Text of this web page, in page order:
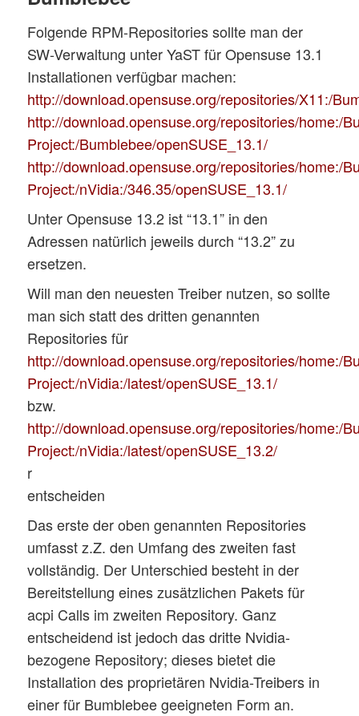
Folgende RPM-Repositories sollte man der
SW-Verwaltung unter YaST für Opensuse 13.1
Installationen verfügbar machen:
http://download.opensuse.org/repositories/X11:/
http://download.opensuse.org/repositories/home:/
Project:/Bumblebee/openSUSE_13.1/
http://download.opensuse.org/repositories/home:/
Project:/nVidia:/346.35/openSUSE_13.1/
Unter Opensuse 13.2 ist “13.1” in den
Adressen natürlich jeweils durch “13.2” zu
ersetzen.
Will man den neuesten Treiber nutzen, so sollte
man sich statt des dritten genannten
Repositories für
http://download.opensuse.org/repositories/home:/
Project:/nVidia:/latest/openSUSE_13.1/
bzw.
http://download.opensuse.org/repositories/home:/
Project:/nVidia:/latest/openSUSE_13.2/
r
entscheiden
Das erste der oben genannten Repositories
umfasst z.Z. den Umfang des zweiten fast
vollständig. Der Unterschied besteht in der
Bereitstellung eines zusätzlichen Pakets für
acpi Calls im zweiten Repository. Ganz
entscheidend ist jedoch das dritte Nvidia-
bezogene Repository; dieses bietet die
Installation des proprietären Nvidia-Treibers in
einer für Bumblebee geeigneten Form an.